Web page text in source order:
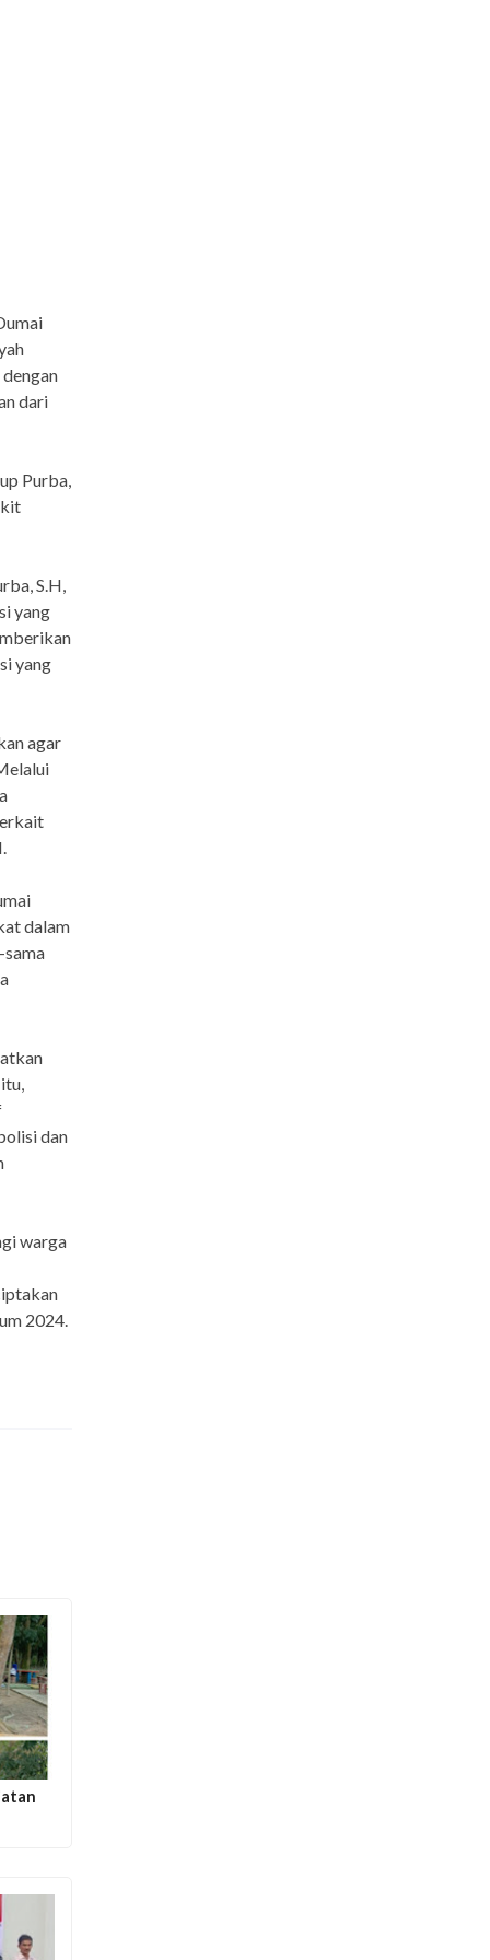
dari
Purba,
S.H,
yang
yang
agar
dalam
sama
dan
warga
2024.